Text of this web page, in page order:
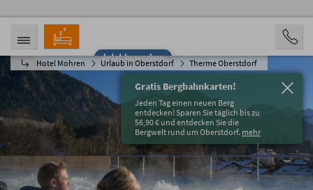
Jetzt bewerben
Hotel Mohren Urlaub in Oberstdorf Therme Oberstdorf
Gratis Bergbahnkarten!
Jeden Tag einen neuen Berg
entdecken! Sparen Sie täglich bis zu
56,90 € und entdecken Sie die
Bergwelt rund um Oberstdorf. mehr
ANREISE
09.08.2026
ABREISE
14.08.2026
PERSONEN
2 Personen